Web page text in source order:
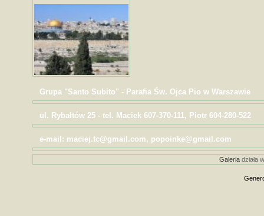
Grupa "Santo Subito" - Parafia Św. Ojca Pio w Warszawie
ul. Rybałtów 25 - tel. Maciek 607-370-111, Piotr 604-280-522
e-mail: maciej.tc@gmail.com, popoinke@gmail.com
Galeriadziała